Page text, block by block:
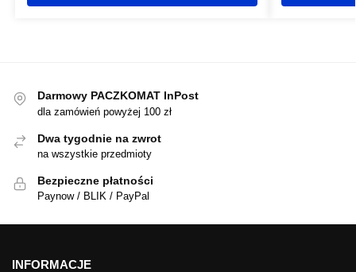
Darmowy PACZKOMAT InPost
dla zamówień powyżej 100 zł
Dwa tygodnie na zwrot
na wszystkie przedmioty
Bezpieczne płatności
Paynow / BLIK / PayPal
INFORMACJE